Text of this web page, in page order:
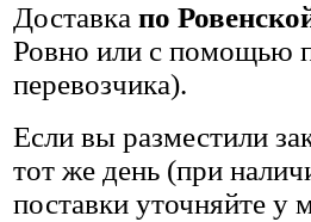
Доставка по
Ровно или с помощью
перевозчика).
Если вы разместили
тот же день (при
поставки уточняйте у